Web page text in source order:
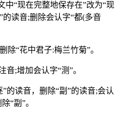
中“现在完整地保存在”改为“现
的读音;删除会认字“都(多音
除“花中君子:梅兰竹菊”。
音;增加会认字“测”。
的读音，删除“副”的读音;会认
“副”。